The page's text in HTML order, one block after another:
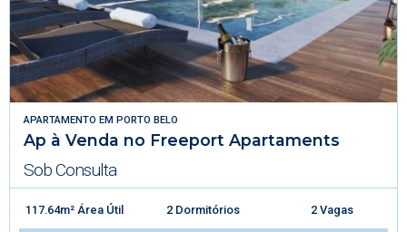
APARTAMENTO EM PORTO BELO
Ap à Venda no Freeport Apartaments
Sob Consulta
117.64m² Área Útil 2 Dormitórios 2 Vagas